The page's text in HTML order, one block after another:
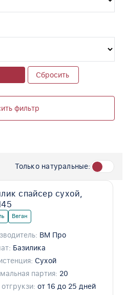
Сбросить
фильтр
Только натуральные:
спайсер сухой,
Веган
ВМ Про
Базилика
Сухой
партия: 20
от 16 до 25 дней